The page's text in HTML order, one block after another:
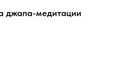
джапа-медитации